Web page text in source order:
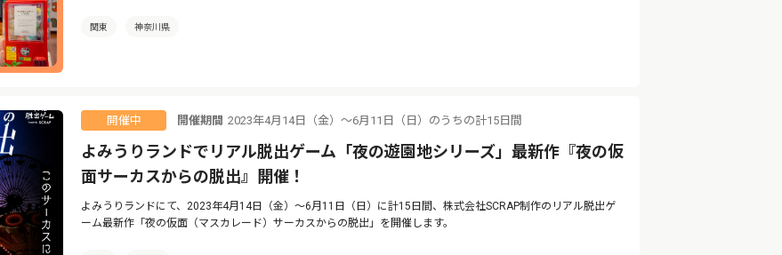
関東 神奈川県
開催中 開催期間 2023年4月14日（金）～6月11日（日）のうちの計15日間
よみうりランドでリアル脱出ゲーム「夜の遊園地シリーズ」最新作『夜の仮
面サーカスからの脱出』開催！
よみうりランドにて、2023年4月14日（金）～6月11日（日）に計15日間、株式会社SCRAP制作のリアル脱出ゲ
ーム最新作「夜の仮面（マスカレード）サーカスからの脱出」を開催します。